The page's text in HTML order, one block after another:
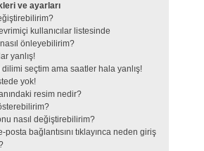
ve ayarları
kullanıcılar listesinde
önleyebilirim?
yanlış!
seçtim ama saatler hala yanlış!
yok!
resim nedir?
nasıl değiştirebilirim?
posta bağlantısını tıklayınca neden giriş